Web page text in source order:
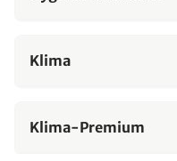
Klima
Klima-Premium